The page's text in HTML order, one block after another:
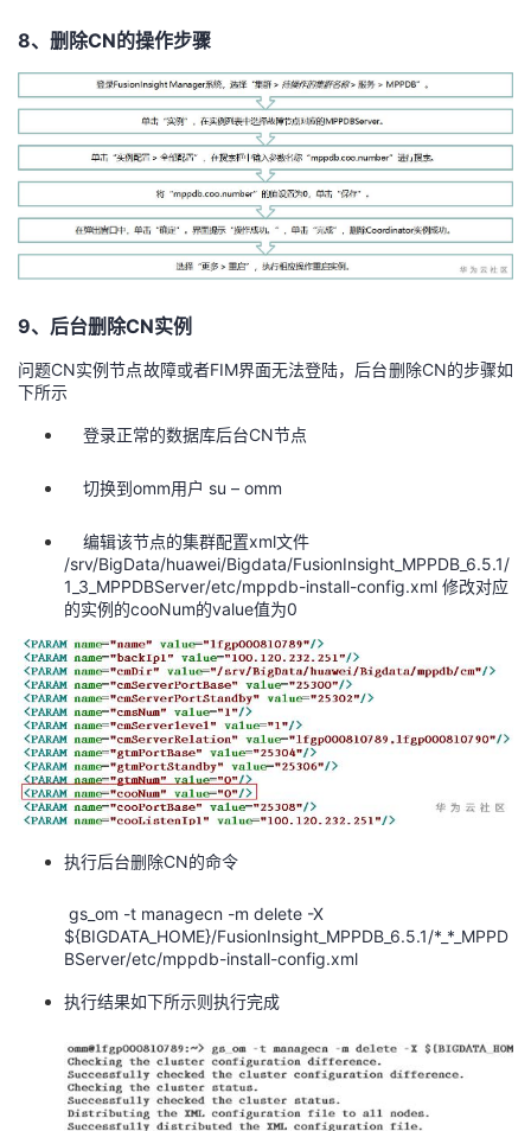
8、删除CN的操作步骤
9、后台删除CN实例
问题CN实例节点故障或者FIM界面无法登陆，后台删除CN的步骤如
下所示
登录正常的数据库后台CN节点
切换到omm用户 su – omm
编辑该节点的集群配置xml文件
/srv/BigData/huawei/Bigdata/FusionInsight_MPPDB_6.5.1/
1_3_MPPDBServer/etc/mppdb-install-config.xml 修改对应
的实例的cooNum的value值为0
执行后台删除CN的命令
gs_om -t managecn -m delete -X
${BIGDATA_HOME}/FusionInsight_MPPDB_6.5.1/*_*_MPPD
BServer/etc/mppdb-install-config.xml
执行结果如下所示则执行完成